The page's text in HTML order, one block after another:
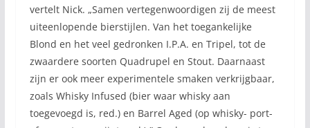
vertelt Nick. „Samen vertegenwoordigen zij de meest
uiteenlopende bierstijlen. Van het toegankelijke
Blond en het veel gedronken I.P.A. en Tripel, tot de
zwaardere soorten Quadrupel en Stout. Daarnaast
zijn er ook meer experimentele smaken verkrijgbaar,
zoals Whisky Infused (bier waar whisky aan
toegevoegd is, red.) en Barrel Aged (op whisky- port-